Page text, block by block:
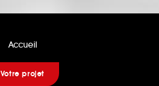
Accueil
Votre projet